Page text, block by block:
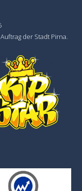
der Stadt Pirna.